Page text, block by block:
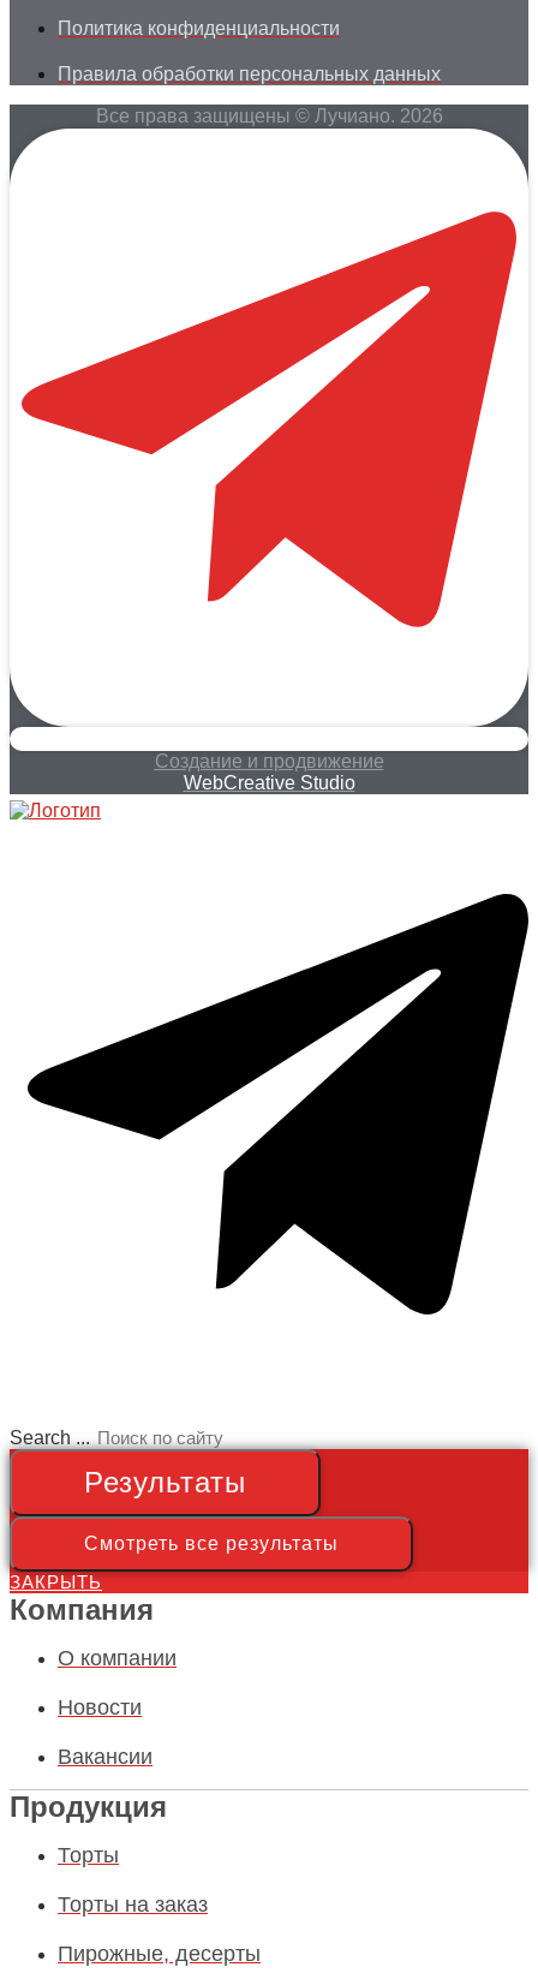
Политика конфиденциальности
Правила обработки персональных данных
Все права защищены © Лучиано. 2026
Создание и продвижение
WebCreative Studio
Search ...
Результаты
Смотреть все результаты
ЗАКРЫТЬ
Компания
О компании
Новости
Вакансии
Продукция
Торты
Торты на заказ
Пирожные, десерты